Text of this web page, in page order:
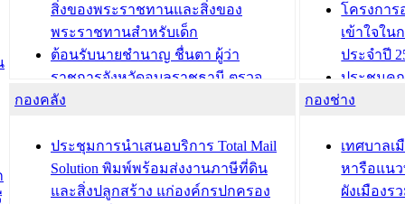
สิ่งของพระราชทานและสิ่งของ
พระราชทานสำหรับเด็ก
ต้อนรับนายชำนาญ ชื่นตา ผู้ว่า
ราชการจังหวัดอุบลราชธานี ตรวจ
ความเรียบร้อยของสถานที่ในการเตรี
องคมนตรี
สำนักทะเบียนท้องถิ่นเทศบาลเมือง
วารินชำราบ ดำเนินการมอบทะเบียน
โครงกา
เข้าใจใน
ประจำปี
ประชุมค
ความเสี่ย
ประชุมที
ชีวา สร้า
ขับเคลื่อน
กองคลัง
ประชุมการนำเสนอบริการ Total Mail
Solution พิมพ์พร้อมส่งงานภาษีที่ดิน
และสิ่งปลูกสร้าง แก่องค์กรปกครอง
กองช่าง
เทศบาลเ
หารือแน
ผังเมืองร